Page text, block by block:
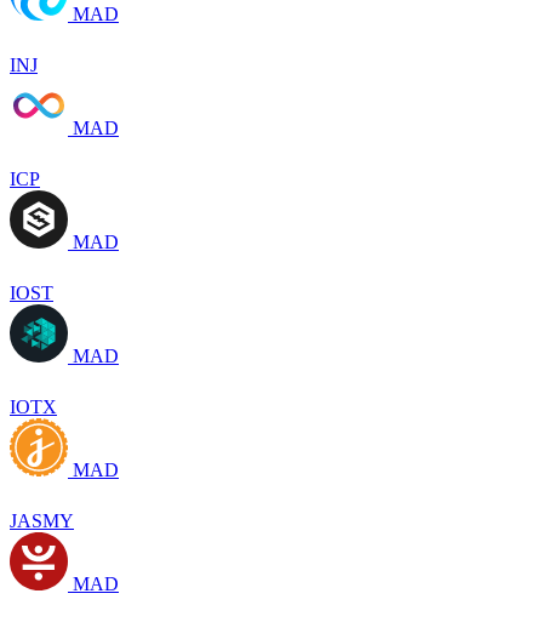
MAD
INJ
MAD
ICP
MAD
IOST
MAD
IOTX
MAD
JASMY
MAD